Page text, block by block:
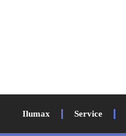
Ilumax Service